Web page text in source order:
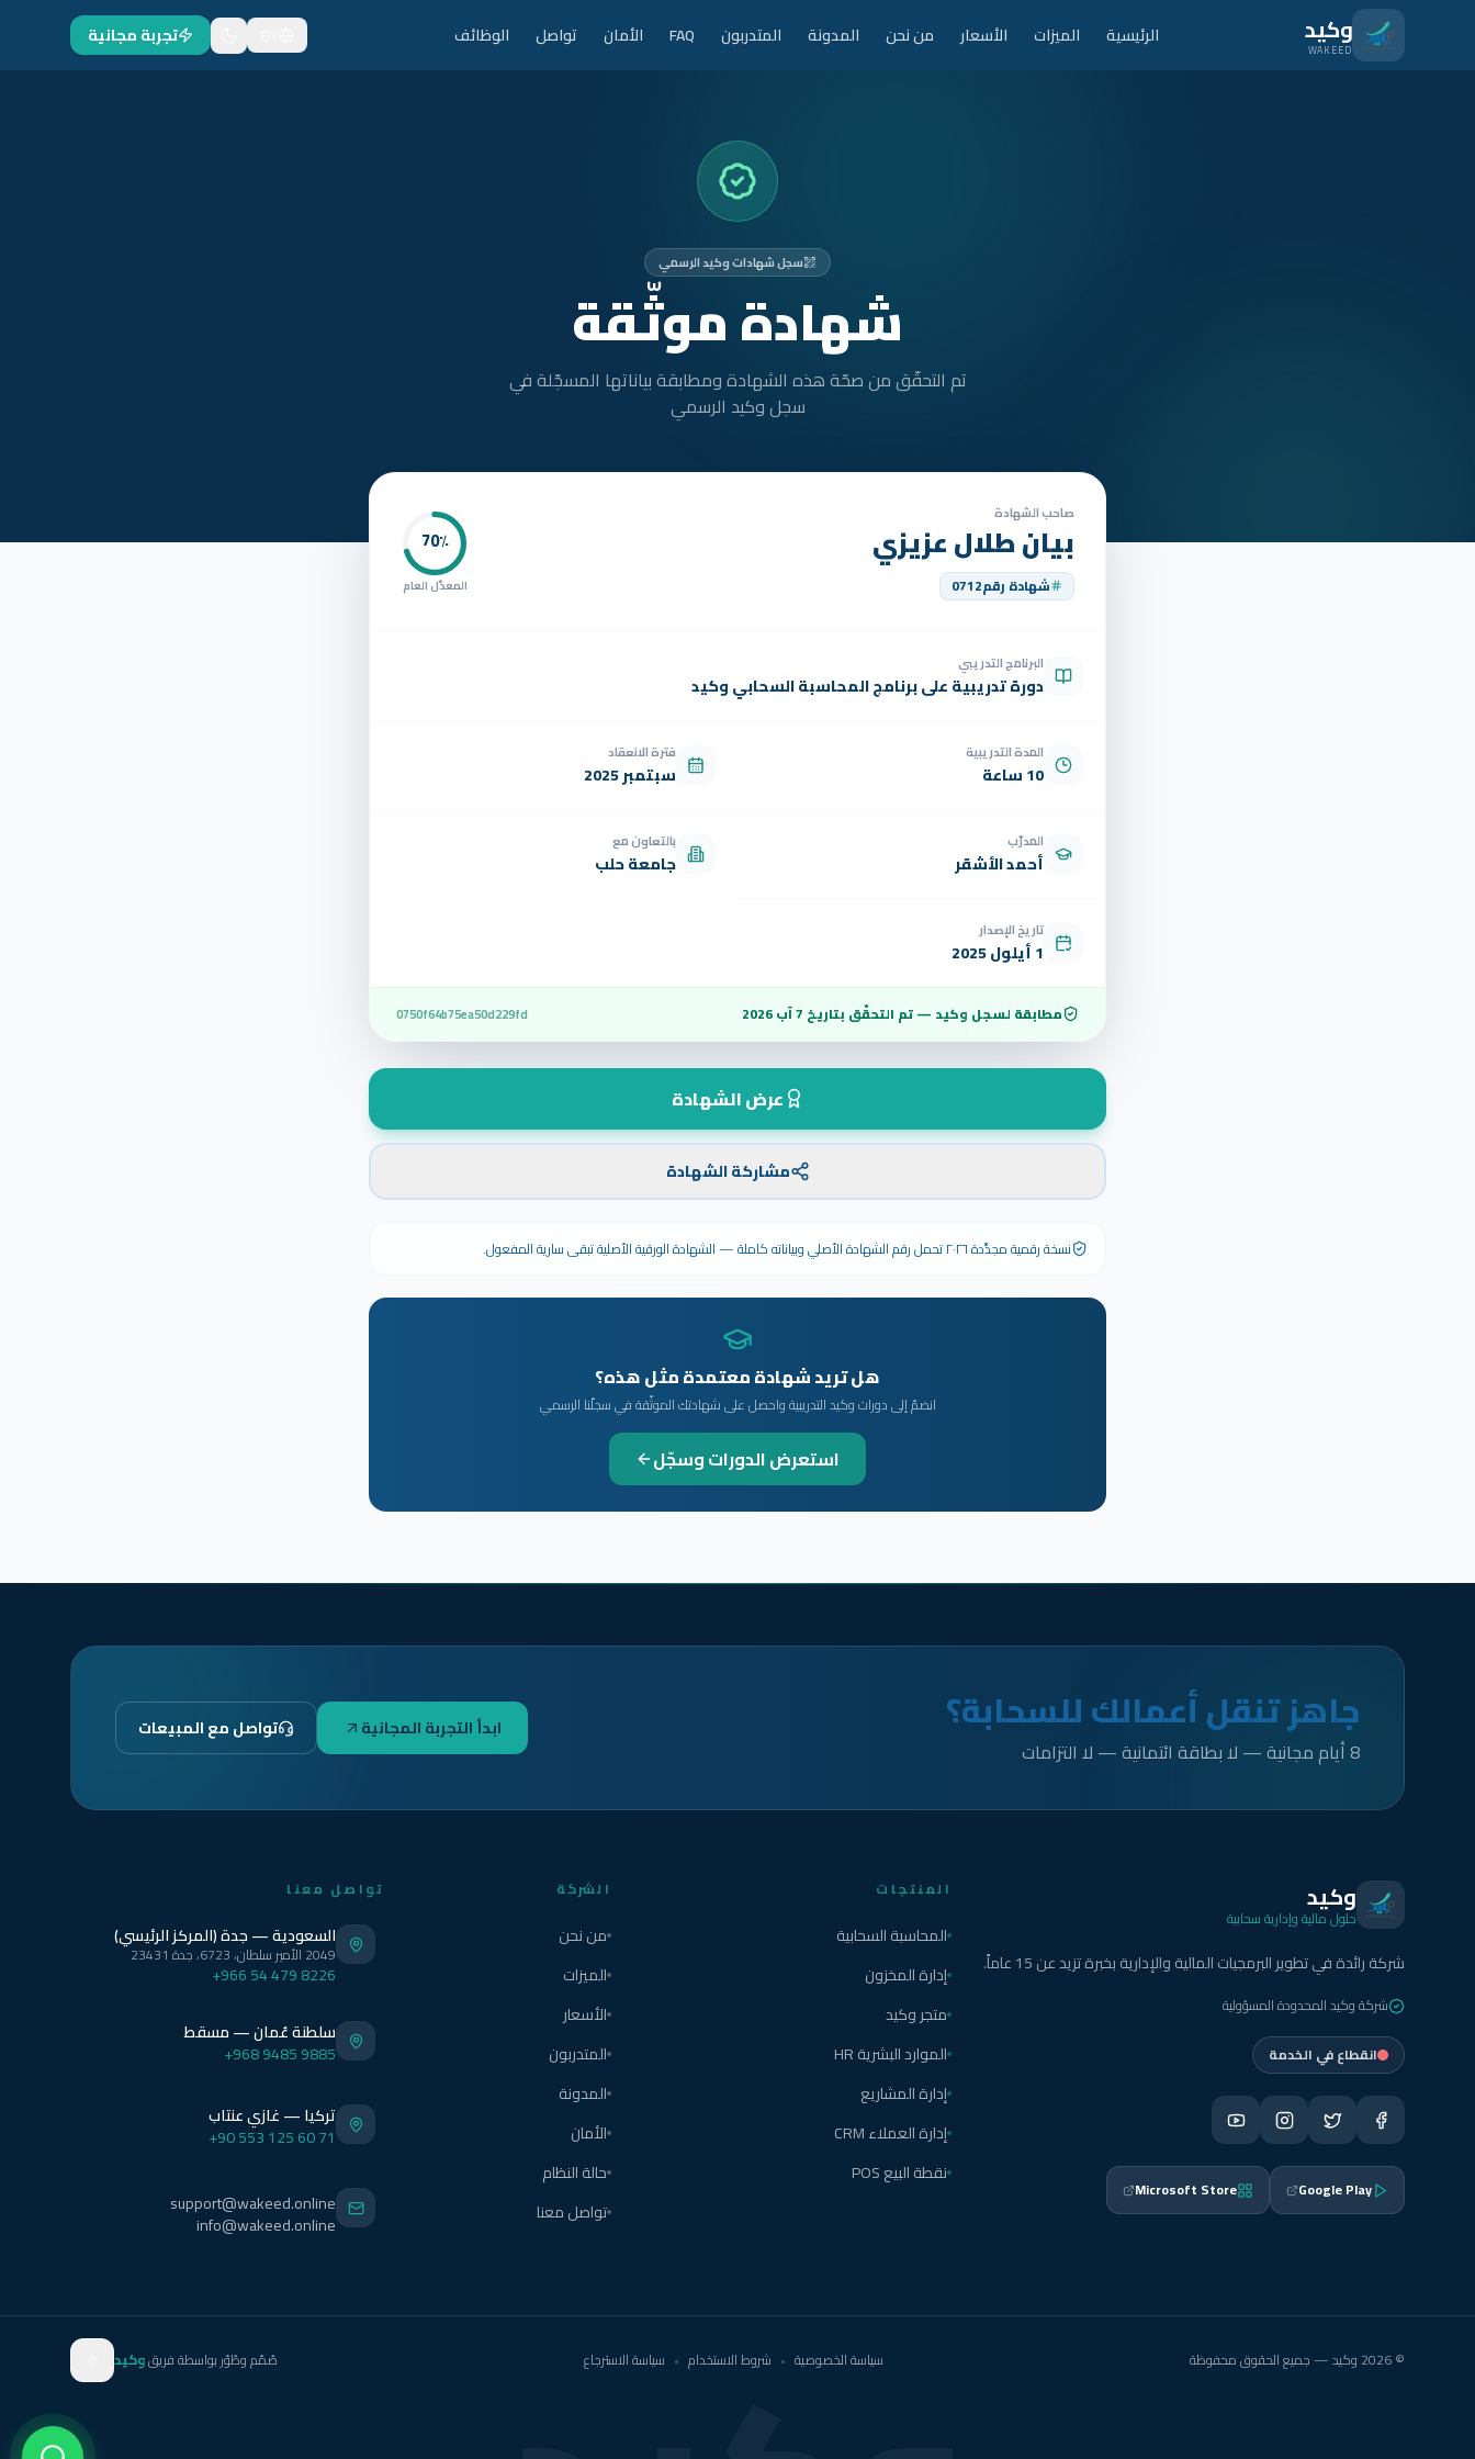
انتقل للمحتوى الرئيسيوكيد
WAKEED الرئيسية الميزات الأسعار من نحن المدونة المتدربون FAQ الأمان تواصل الوظائف تجربة مجانية
سجل شهادات وكيد الرسمي
شهادة موثّقة
تم التحقّق من صحّة هذه الشهادة ومطابقة بياناتها المسجّلة في
سجل وكيد الرسمي
صاحب الشهادة
بيان طلال عزيزي
شهادة رقم0712
70٪
المعدّل العام
البرنامج التدريبي
دورة تدريبية على برنامج المحاسبة السحابي وكيد
المدة التدريبية
10 ساعة
فترة الانعقاد
سبتمبر 2025
المدرّب
أحمد الأشقر
بالتعاون مع
جامعة حلب
تاريخ الإصدار
1 أيلول 2025
مطابقة لسجل وكيد — تم التحقّق بتاريخ 7 آب 2026 0750f64b75ea50d229fd
عرض الشهادة
مشاركة الشهادة
نسخة رقمية مجدَّدة ٢٠٢٦ تحمل رقم الشهادة الأصلي وبياناته كاملة — الشهادة الورقية الأصلية تبقى سارية المفعول.
هل تريد شهادة معتمدة مثل هذه؟
انضمّ إلى دورات وكيد التدريبية واحصل على شهادتك الموثّقة في سجلّنا الرسمي
استعرض الدورات وسجّل
جاهز تنقل أعمالك للسحابة؟
8 أيام مجانية — لا بطاقة ائتمانية — لا التزامات
ابدأ التجربة المجانية تواصل مع المبيعات
وكيد
حلول مالية وإدارية سحابية
شركة رائدة في تطوير البرمجيات المالية والإدارية بخبرة تزيد عن 15 عاماً.
شركة وكيد المحدودة المسؤولية
انقطاع في الخدمة
Google Play
Microsoft Store
المنتجات
المحاسبة السحابية
إدارة المخزون
متجر وكيد
الموارد البشرية HR
إدارة المشاريع
إدارة العملاء CRM
نقطة البيع POS
الشركة
من نحن
الميزات
الأسعار
المتدربون
المدونة
الأمان
حالة النظام
تواصل معنا
تواصل معنا
السعودية — جدة (المركز الرئيسي)
2049 الأمير سلطان، 6723، جدة 23431
+966 54 479 8226
سلطنة عُمان — مسقط
+968 9485 9885
تركيا — غازي عنتاب
+90 553 125 60 71
support@wakeed.online
info@wakeed.online
© 2026 وكيد — جميع الحقوق محفوظة سياسة الخصوصية • شروط الاستخدام • سياسة الاسترجاع صُمّم وطُوّر بواسطة فريقوكيد